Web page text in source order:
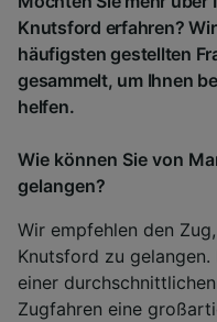
Knutsford erfahren?
häufigsten gestellten
gesammelt, um Ihnen
helfen.
Wie können Sie von
gelangen?
Wir empfehlen den
Knutsford zu
einer
Zugfahren eine